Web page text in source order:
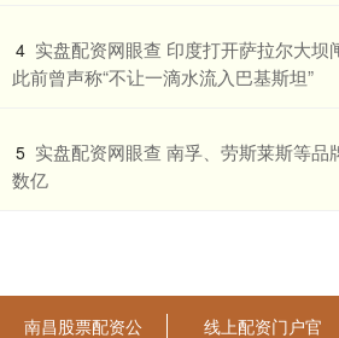
4 实盘配资网眼查 印度打开萨拉尔大坝
此前曾声称“不让一滴水流入巴基斯坦”
5 实盘配资网眼查 南孚、劳斯莱斯等品
数亿
南昌股票配资公 线上配资门户官